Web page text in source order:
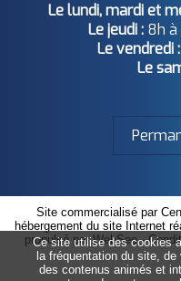
Le lundi, mardi et
Le jeudi : 8h à
Le vendredi :
Le
Site commercialisé par
hébergement du site Internet
propulsé par WebSee-
Ce site utilise des cookies
la fréquentation du site, de
des contenus animés et